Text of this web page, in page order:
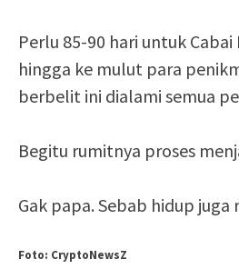
Perlu 85-90 hari untuk
hingga ke mulut para
berbelit ini dialami semua
Begitu rumitnya proses
Gak papa. Sebab hidup juga
Foto: CryptoNewsZ